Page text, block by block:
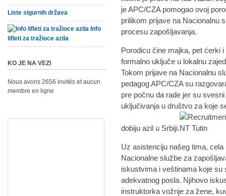
je APC/CZA pomogao ovoj
prilikom prijave na Nacionalnu
procesu zapošljavanja.
Porodicu čine majka, pet ćerki
formalno uključe u lokalnu
Tokom prijave na Nacionalnu
pedagog APC/CZA su
pre počnu da rade jer su
uključivanja u društvo za koje
dobiju azil u Srbiji.
Uz asistenciju našeg tima,
Nacionalne službe za
iskustvima i veštinama koje su
adekvatnog posla. Njihovo
instruktorka vožnje za žene,
Liste sigurnih država
Info
lifleti za tražioce azila
KO JE NA VEZI
Nous avons 2656 invités et aucun
membre en ligne